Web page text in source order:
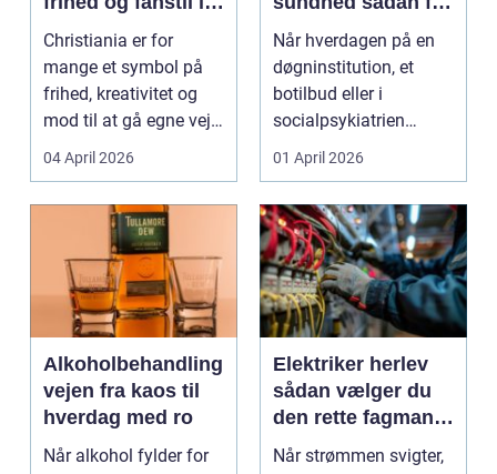
ét
Christiania er for
mange et symbol på
frihed, kreativitet og
mod til at gå egne veje.
Den samme ånd ...
04 April 2026
du den rette hjælp
Når hverdagen på en
døgninstitution, et
botilbud eller i
socialpsykiatrien
pludselig ændrer sig,
kan...
01 April 2026
Alkoholbehandling
vejen fra kaos til
hverdag med ro
Når alkohol fylder for
Elektriker herlev
sådan vælger du
den rette fagmand
til dine el-opgaver
Når strømmen svigter,